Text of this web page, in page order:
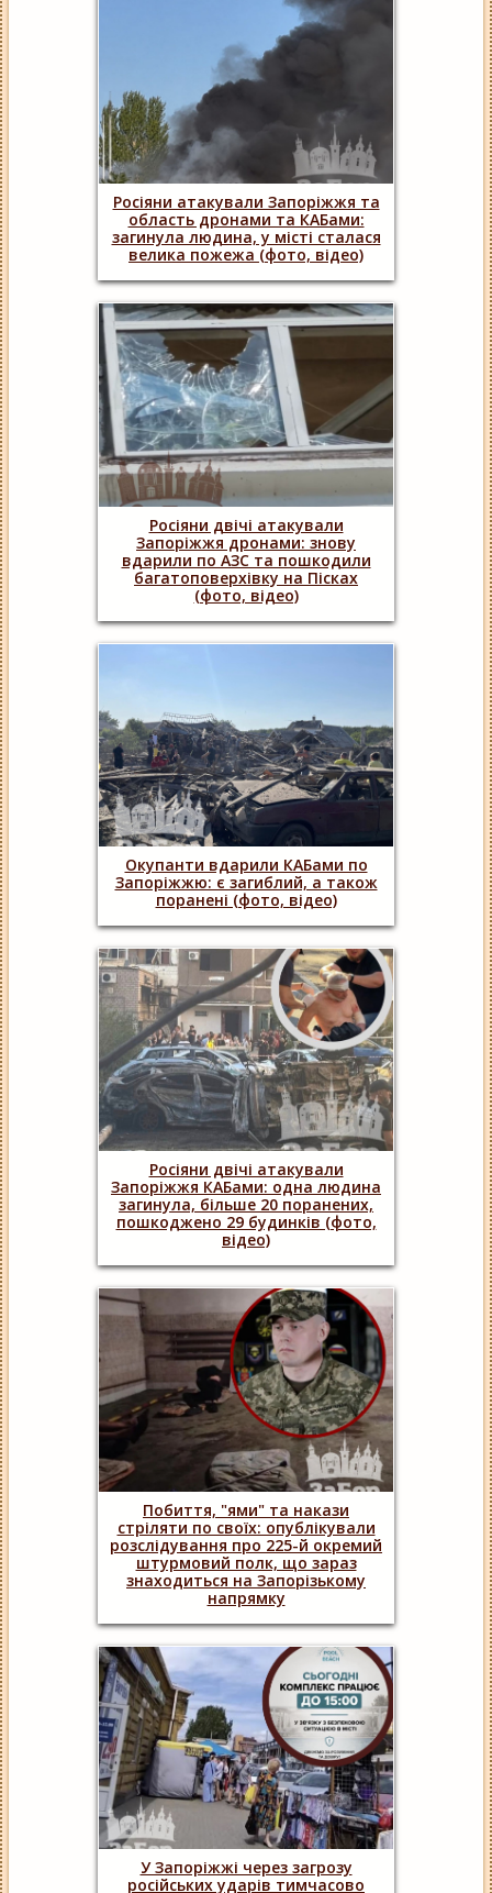
Росіяни атакували Запоріжжя та
область дронами та КАБами:
загинула людина, у місті сталася
велика пожежа (фото, відео)
Росіяни двічі атакували
Запоріжжя дронами: знову
вдарили по АЗС та пошкодили
багатоповерхівку на Пісках
(фото, відео)
Окупанти вдарили КАБами по
Запоріжжю: є загиблий, а також
поранені (фото, відео)
Росіяни двічі атакували
Запоріжжя КАБами: одна людина
загинула, більше 20 поранених,
пошкоджено 29 будинків (фото,
відео)
Побиття, "ями" та накази
стріляти по своїх: опублікували
розслідування про 225-й окремий
штурмовий полк, що зараз
знаходиться на Запорізькому
напрямку
У Запоріжжі через загрозу
російських ударів тимчасово